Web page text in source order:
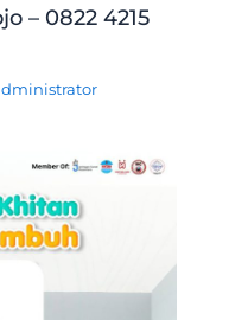
– 0822 4215